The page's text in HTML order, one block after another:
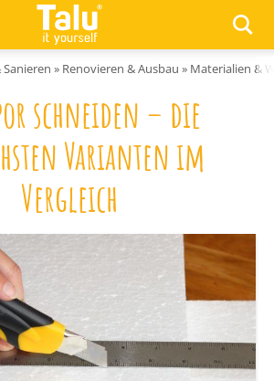
» Renovieren & Ausbau » Materialien &
schneiden – die
Varianten im
Vergleich